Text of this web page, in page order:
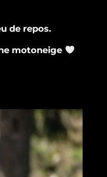
de repos.
motoneige